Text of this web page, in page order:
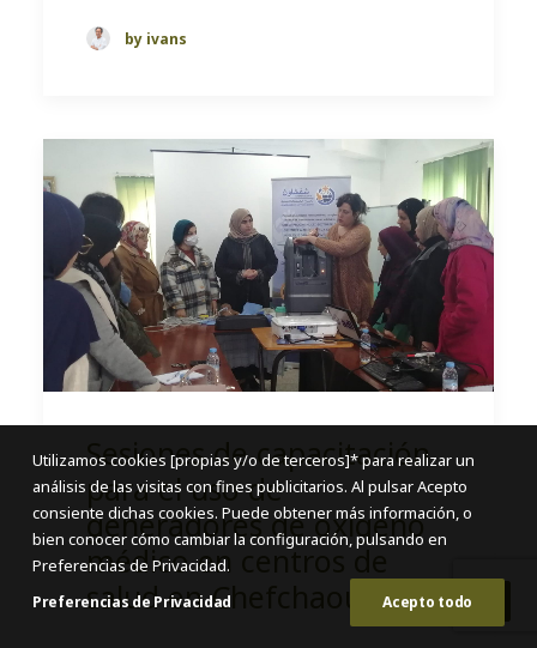
by ivans
Sesiones de capacitación
para el uso de
generadores de oxígeno
médico en centros de
salud en Chefchaouen
Utilizamos cookies [propias y/o de terceros]* para realizar un
análisis de las visitas con fines publicitarios. Al pulsar Acepto
consiente dichas cookies. Puede obtener más información, o
bien conocer cómo cambiar la configuración, pulsando en
Preferencias de Privacidad.
Preferencias de Privacidad Acepto todo